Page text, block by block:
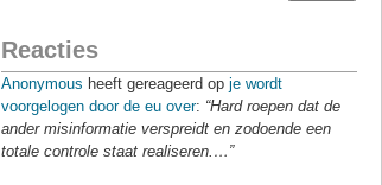
Reacties
Anonymous heeft gereageerd op je wordt
voorgelogen door de eu over: “Hard roepen dat de
ander misinformatie verspreidt en zodoende een
totale controle staat realiseren.…”